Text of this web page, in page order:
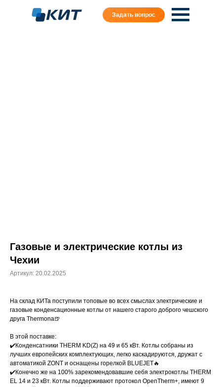
Задать вопрос
Газовые и электрические котлы из
Чехии
Артикул: 20.02.2025
На склад КИТа поступили топовые во всех смыслах электрические и
газовые конденсационные котлы от нашего старого доброго чешского
друга Thermona🍺
В этой поставке:
✔️Конденсатники THERM KD(Z) на 49 и 65 кВт. Котлы собраны из
лучших европейских комплектующих, легко каскадируются, дружат с
автоматикой ZONT и оснащены горелкой BLUEJET🔥
✔️Конечно же на 100% зарекомендовавшие себя электрокотлы THERM
EL 14 и 23 кВт. Котлы поддерживают протокол OpenTherm+, имеют 9